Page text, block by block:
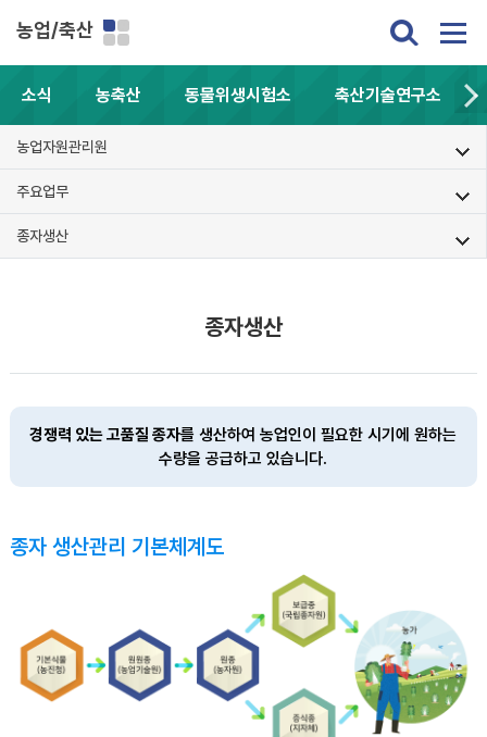
농업/축산
소식 농축산 동물위생시험소 축산기술연구소
농업자원관리원
주요업무
종자생산
종자생산
경쟁력 있는 고품질 종자를 생산하여 농업인이 필요한 시기에 원하는
수량을 공급하고 있습니다.
종자 생산관리 기본체계도